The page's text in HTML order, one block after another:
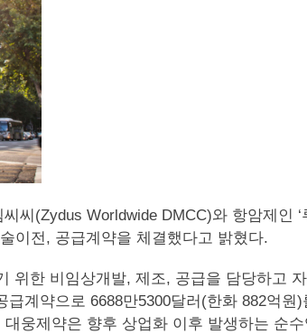
(Zydus Worldwide DMCC)와 항암제인
이전, 공급계약을 체결했다고 밝혔다.
위한 비임상개발, 제조, 공급을 담당하고
계약으로 6688만5300달러(한화 882억
웅제약은 향후 상업화 이후 발생하는 순